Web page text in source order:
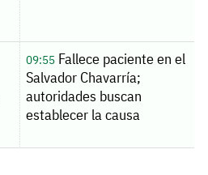
09:55Fallece paciente en el
Salvador Chavarría;
autoridades buscan
establecer la causa